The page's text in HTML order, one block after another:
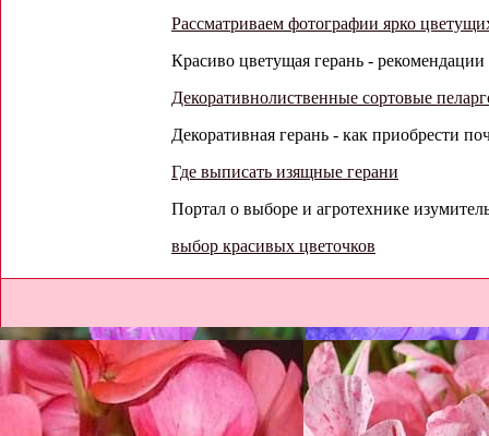
Рассматриваем фотографии ярко
Красиво цветущая герань -
Декоративнолиственные сортовые
Декоративная герань - как приобрести
Где выписать изящные герани
Портал о выборе и агротехнике
выбор красивых цветочков